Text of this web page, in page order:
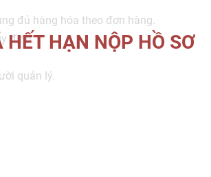
HẠN NỘP HỒ SƠ
đủ hàng hóa theo đơn hàng.
định.
quản lý.